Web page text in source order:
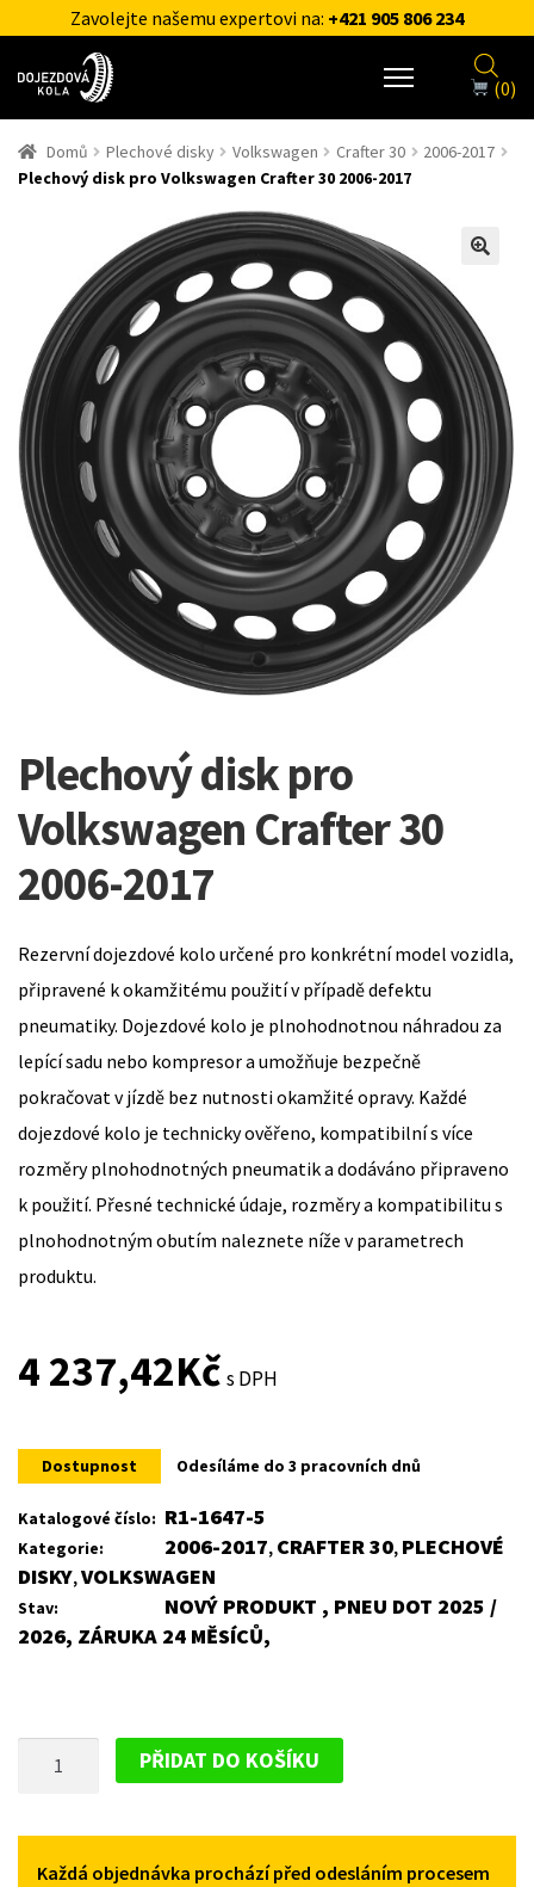
Zavolejte našemu expertovi na: +421 905 806 234
(0)
Domů Plechové disky Volkswagen Crafter 30
2006-2017
Plechový disk pro Volkswagen Crafter 30 2006-2017
Plechový disk pro
Volkswagen Crafter 30
2006-2017
Rezervní dojezdové kolo určené pro konkrétní model vozidla,
připravené k okamžitému použití v případě defektu
pneumatiky. Dojezdové kolo je plnohodnotnou náhradou za
lepící sadu nebo kompresor a umožňuje bezpečně
pokračovat v jízdě bez nutnosti okamžité opravy. Každé
dojezdové kolo je technicky ověřeno, kompatibilní s více
rozměry plnohodnotných pneumatik a dodáváno připraveno
k použití. Přesné technické údaje, rozměry a kompatibilitu s
plnohodnotným obutím naleznete níže v parametrech
produktu.
4 237,42Kč s DPH
Dostupnost Odesíláme do 3 pracovních dnů
Katalogové číslo: R1-1647-5
Kategorie: 2006-2017, CRAFTER 30, PLECHOVÉ
DISKY,VOLKSWAGEN
Stav:
NOVÝ PRODUKT , PNEU DOT 2025 /
2026, ZÁRUKA 24 MĚSÍCŮ,
VOLKSWAGEN
CRAFTER
PŘIDAT DO KOŠÍKU
Každá objednávka prochází před odesláním procesem